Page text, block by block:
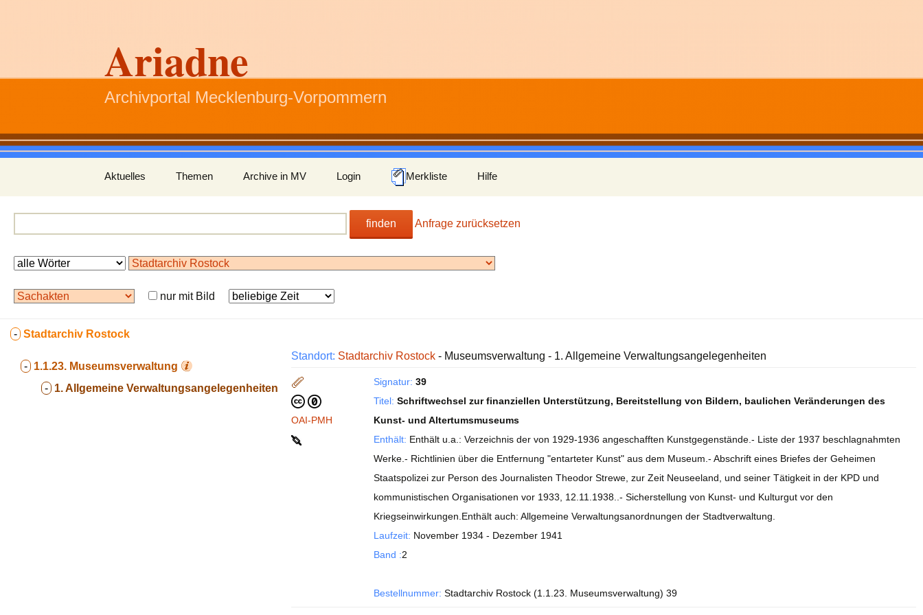
Ariadne
Archivportal Mecklenburg-Vorpommern
Inhalt
springen
Aktuelles Themen Archive in MV Login Merkliste Hilfe
finden Anfrage zurücksetzen
nur mit Bild
- Stadtarchiv Rostock
- 1.1.23. Museumsverwaltung
- 1. Allgemeine Verwaltungsangelegenheiten
Standort: Stadtarchiv Rostock - Museumsverwaltung - 1. Allgemeine Verwaltungsangelegenheiten
OAI-PMH
Signatur: 39
Titel: Schriftwechsel zur finanziellen Unterstützung, Bereitstellung von Bildern, baulichen Veränderungen des
Kunst- und Altertumsmuseums
Enthält: Enthält u.a.: Verzeichnis der von 1929-1936 angeschafften Kunstgegenstände.- Liste der 1937 beschlagnahmten
Werke.- Richtlinien über die Entfernung "entarteter Kunst" aus dem Museum.- Abschrift eines Briefes der Geheimen
Staatspolizei zur Person des Journalisten Theodor Strewe, zur Zeit Neuseeland, und seiner Tätigkeit in der KPD und
kommunistischen Organisationen vor 1933, 12.11.1938..- Sicherstellung von Kunst- und Kulturgut vor den
Kriegseinwirkungen. Enthält auch: Allgemeine Verwaltungsanordnungen der Stadtverwaltung.
Laufzeit: November 1934 - Dezember 1941
Band :2
Bestellnummer: Stadtarchiv Rostock (1.1.23. Museumsverwaltung) 39